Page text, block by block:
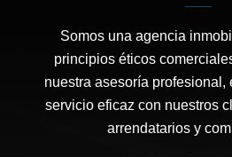
Somos una agencia
principios éticos
nuestra asesoría profesional,
servicio eficaz con nuestros
arrendatarios y